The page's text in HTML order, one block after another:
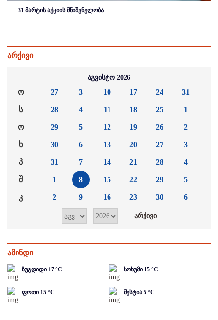
31 მარტის აქციის მნიშვნელობა
არქივი
აგვისტო 2026
ო
ს
ო
ხ
პ
შ
კ
27
28
29
30
31
1
2
3
4
5
6
7
8
9
10
11
12
13
14
15
16
17
18
19
20
21
22
23
24
25
26
27
28
29
30
31
1
2
3
4
5
6
ამინდი
ზუგდიდი 17 °C სოხუმი 15 °C
ფოთი 15 °C მესტია 5 °C